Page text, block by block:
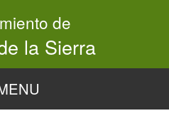
de
la Sierra